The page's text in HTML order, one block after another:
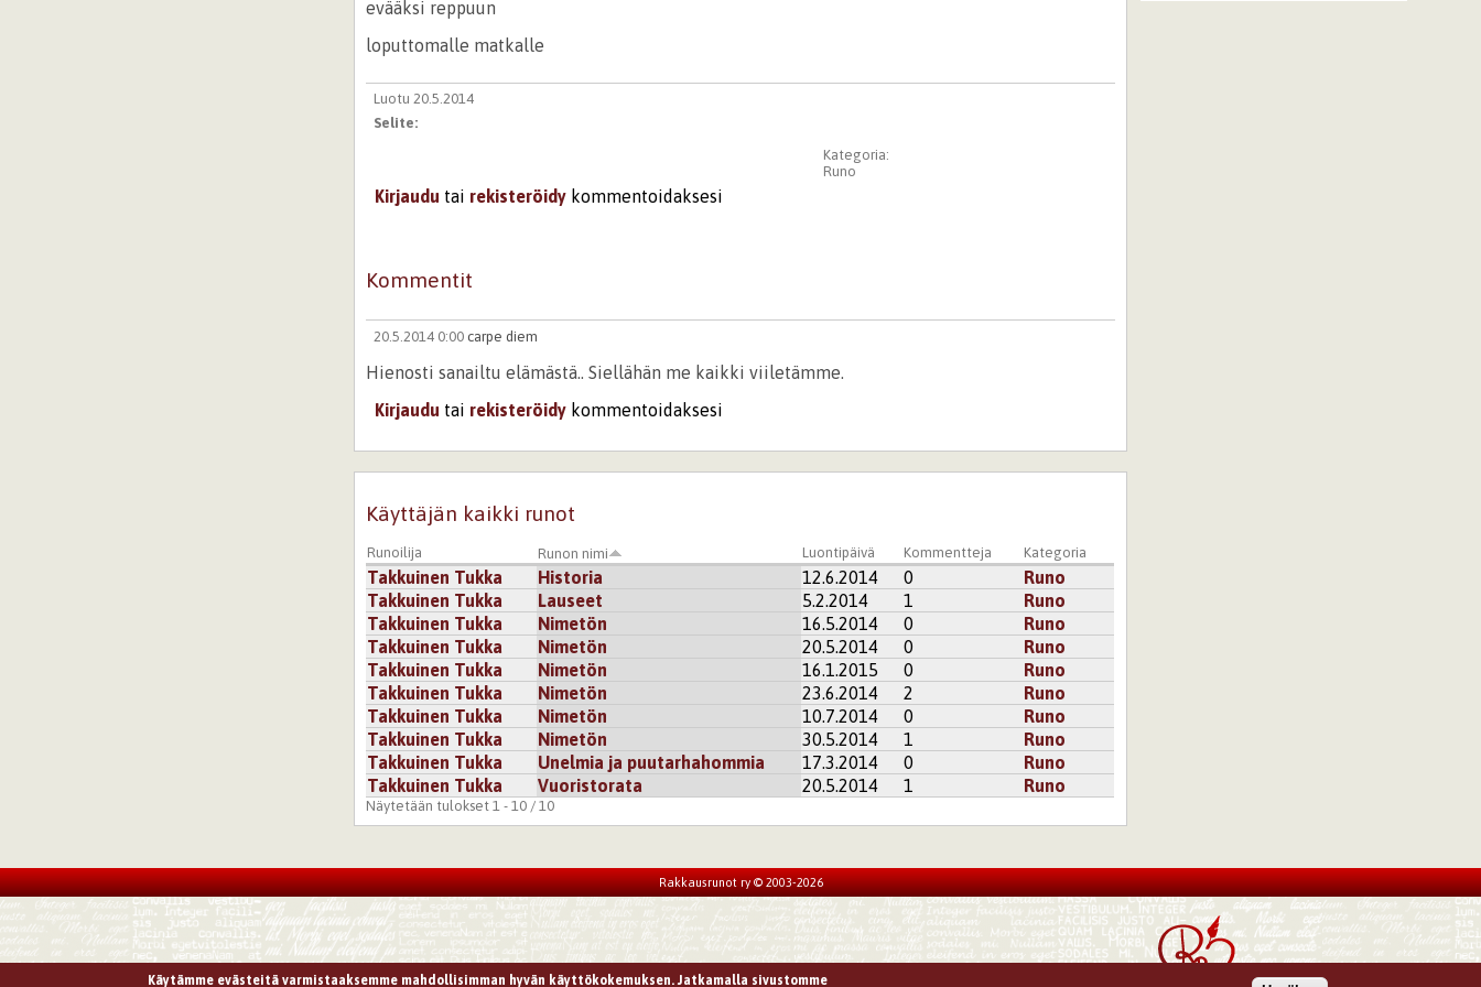
evääksi reppuun
loputtomalle matkalle
Luotu 20.5.2014
Selite:
Kategoria:
Runo
Kirjaudu tai rekisteröidy kommentoidaksesi
Kommentit
20.5.2014 0:00 carpe diem
Hienosti sanailtu elämästä.. Siellähän me kaikki viiletämme.
Kirjaudu tai rekisteröidy kommentoidaksesi
Käyttäjän kaikki runot
Runoilija Runon nimi Luontipäivä Kommentteja Kategoria
Takkuinen Tukka Historia 12.6.2014 0
Runo
Takkuinen Tukka
Lauseet 5.2.2014 1
Runo
Takkuinen Tukka
Nimetön 16.5.2014 0
Runo
Takkuinen Tukka
Nimetön 20.5.2014 0
Runo
Takkuinen Tukka
Nimetön 16.1.2015 0
Runo
Takkuinen Tukka
Nimetön 23.6.2014 2
Runo
Takkuinen Tukka
Nimetön 10.7.2014 0
Runo
Takkuinen Tukka
Nimetön 30.5.2014 1
Runo
Takkuinen Tukka
Unelmia ja puutarhahommia 17.3.2014 0
Runo
Takkuinen Tukka
Vuoristorata 20.5.2014 1 Runo
Näytetään tulokset 1 - 10 / 10
Rakkausrunot ry © 2003-2026
Käytämme evästeitä varmistaaksemme mahdollisimman hyvän käyttökokemuksen. Jatkamalla sivustomme